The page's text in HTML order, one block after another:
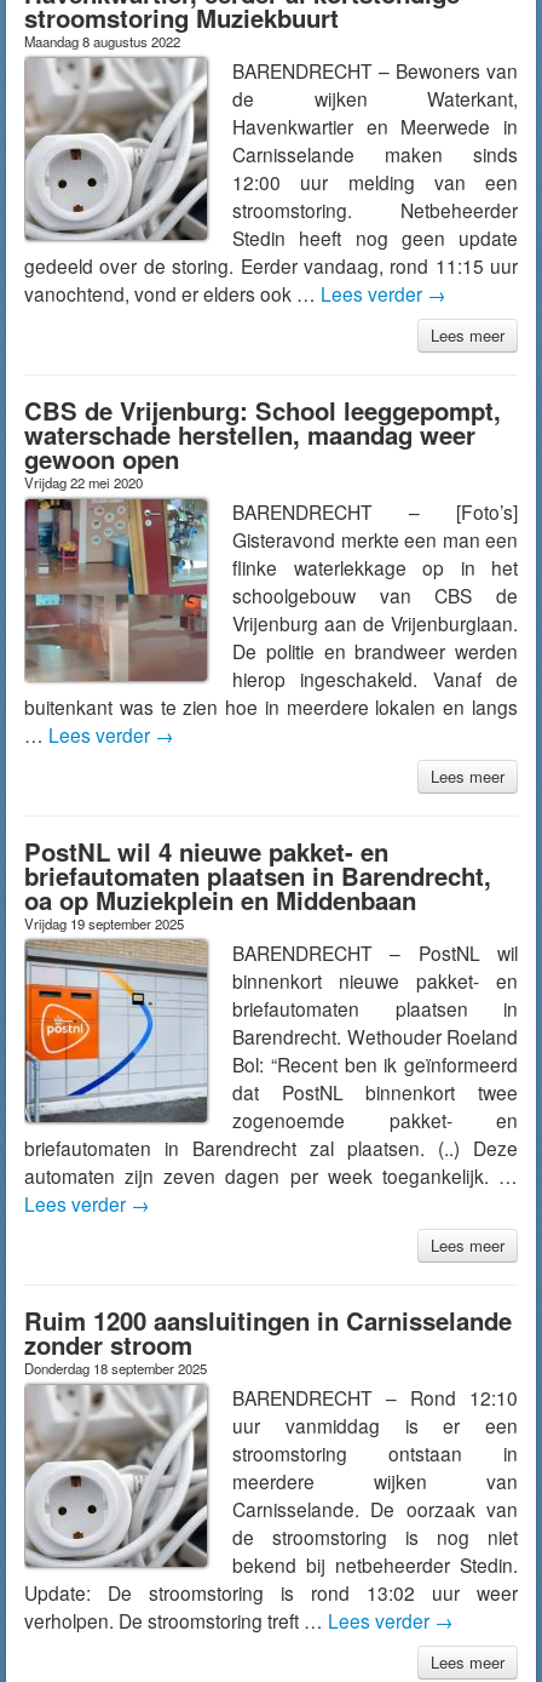
stroomstoring Muziekbuurt
Maandag 8 augustus 2022
BARENDRECHT – Bewoners van
de wijken Waterkant,
Havenkwartier en Meerwede in
Carnisselande maken sinds
12:00 uur melding van een
stroomstoring. Netbeheerder
Stedin heeft nog geen update
gedeeld over de storing. Eerder vandaag, rond 11:15 uur
vanochtend, vond er elders ook … Lees verder →
Lees meer
CBS de Vrijenburg: School leeggepompt,
waterschade herstellen, maandag weer
gewoon open
Vrijdag 22 mei 2020
BARENDRECHT – [Foto’s]
Gisteravond merkte een man een
flinke waterlekkage op in het
schoolgebouw van CBS de
Vrijenburg aan de Vrijenburglaan.
De politie en brandweer werden
hierop ingeschakeld. Vanaf de
buitenkant was te zien hoe in meerdere lokalen en langs
… Lees verder →
Lees meer
PostNL wil 4 nieuwe pakket- en
briefautomaten plaatsen in Barendrecht,
oa op Muziekplein en Middenbaan
Vrijdag 19 september 2025
BARENDRECHT – PostNL wil
binnenkort nieuwe pakket- en
briefautomaten plaatsen in
Barendrecht. Wethouder Roeland
Bol: “Recent ben ik geïnformeerd
dat PostNL binnenkort twee
zogenoemde pakket- en
briefautomaten in Barendrecht zal plaatsen. (..) Deze
automaten zijn zeven dagen per week toegankelijk. …
Lees verder →
Lees meer
Ruim 1200 aansluitingen in Carnisselande
zonder stroom
Donderdag 18 september 2025
BARENDRECHT – Rond 12:10
uur vanmiddag is er een
stroomstoring ontstaan in
meerdere wijken van
Carnisselande. De oorzaak van
de stroomstoring is nog niet
bekend bij netbeheerder Stedin.
Update: De stroomstoring is rond 13:02 uur weer
verholpen. De stroomstoring treft … Lees verder →
Lees meer